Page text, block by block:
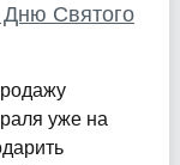
Дню Святого
уже на